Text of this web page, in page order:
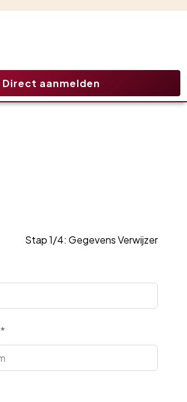
Direct aanmelden
Stap 1/4: Gegevens Verwijzer
*